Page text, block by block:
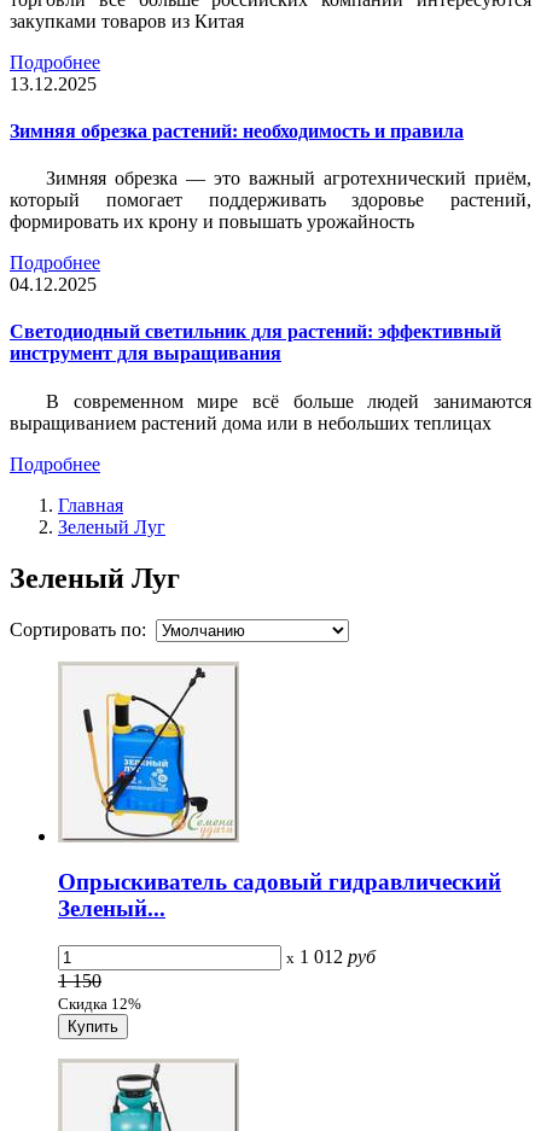
закупками товаров из Китая
Подробнее
13.12.2025
Зимняя обрезка растений: необходимость и правила
Зимняя обрезка — это важный агротехнический приём,
который помогает поддерживать здоровье растений,
формировать их крону и повышать урожайность
Подробнее
04.12.2025
Светодиодный светильник для растений: эффективный
инструмент для выращивания
В современном мире всё больше людей занимаются
выращиванием растений дома или в небольших теплицах
Подробнее
Главная
Зеленый Луг
Зеленый Луг
Сортировать по:
Опрыскиватель садовый гидравлический
Зеленый...
x 1 012 руб
1 150
Скидка 12%